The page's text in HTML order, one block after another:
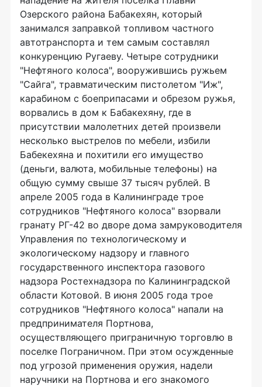
Озерского района Бабакехян, который
занимался заправкой топливом частного
автотранспорта и тем самым составлял
конкуренцию Ругаеву. Четыре сотрудники
"Нефтяного колоса", вооружившись ружьем
"Сайга", травматическим пистолетом "Иж",
карабином с боеприпасами и обрезом ружья,
ворвались в дом к Бабакехяну, где в
присутствии малолетних детей произвели
несколько выстрелов по мебели, избили
Бабекехяна и похитили его имущество
(деньги, валюта, мобильные телефоны) на
общую сумму свыше 37 тысяч рублей. В
апреле 2005 года в Калининграде трое
сотрудников "Нефтяного колоса" взорвали
гранату РГ-42 во дворе дома замруководителя
Управления по технологическому и
экологическому надзору и главного
государственного инспектора газового
надзора Ростехнадзора по Калининградской
области Котовой. В июня 2005 года трое
сотрудников "Нефтяного колоса" напали на
предпринимателя Портнова,
осуществляющего приграничную торговлю в
поселке Пограничном. При этом осужденные
под угрозой применения оружия, надели
наручники на Портнова и его знакомого